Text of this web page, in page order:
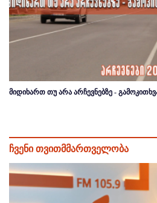
მიდიხართ თუ არა არჩევნებზე -
ჩვენი თვითმმართველობა